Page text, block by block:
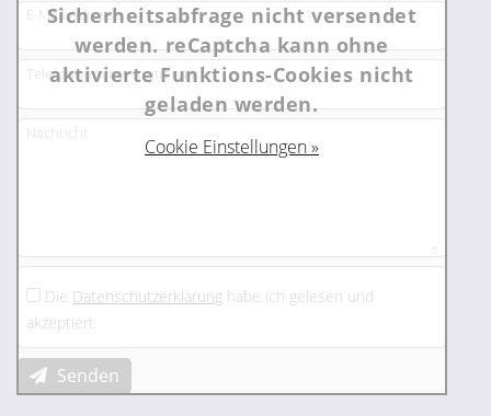
E-Mail-Adresse
Telefonnummer (optional)
Nachricht
Die Datenschutzerklärung habe ich gelesen und
akzeptiert.
Senden
Sicherheitsabfrage nicht versendet
werden. reCaptcha kann ohne
aktivierte Funktions-Cookies nicht
geladen werden.
Cookie Einstellungen »